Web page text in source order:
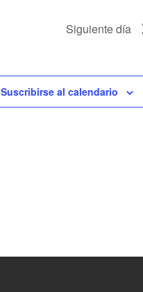
Siguiente día
Suscribirse al calendario